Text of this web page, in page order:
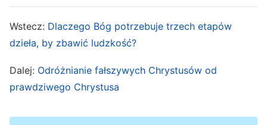
drzwi. Jeśli wypowiada prawdy, a ludzie
puszczają mimo uszu Jego głos, nie będą mogli
Go powitać. Księga Objawienia wielokrotnie
przepowiada: „Kto ma uszy, niech słucha, co
Duch mówi do kościołów
Słuchanie głosu Boga jest zatem absolutnie
Wstecz: Dlaczego Bóg potrzebuje trzech etapów
dzieła, by zbawić ludzkość?
Dalej: Odróżnianie fałszywych Chrystusów od
prawdziwego Chrystusa